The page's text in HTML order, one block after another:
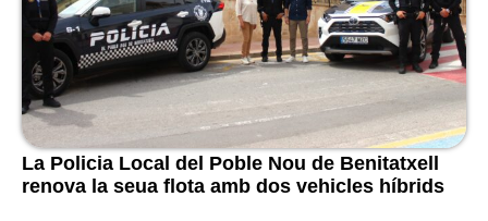
La Policia Local del Poble Nou de Benitatxell
renova la seua flota amb dos vehicles híbrids